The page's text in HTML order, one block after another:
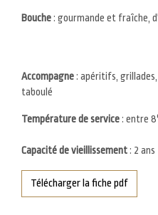
Bouche: gourmande et fraîche,
Accompagne: apéritifs,
taboulé
Température de service: entre
Capacité de vieillissement: 2 ans
Télécharger la fiche pdf